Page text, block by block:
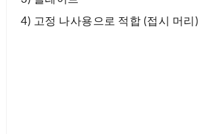
4) 고정 나사용으로 적합 (접시 머리